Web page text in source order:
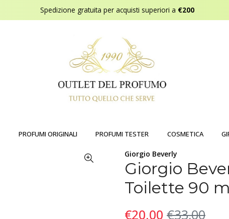
Spedizione gratuita per acquisti superiori a €200
PROFUMI ORIGINALI PROFUMI TESTER COSMETICA
Giorgio Beverly
Giorgio
Toilette 90
€20,00 €33,00